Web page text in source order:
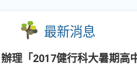
最新消息
理「2017健行科大暑期高